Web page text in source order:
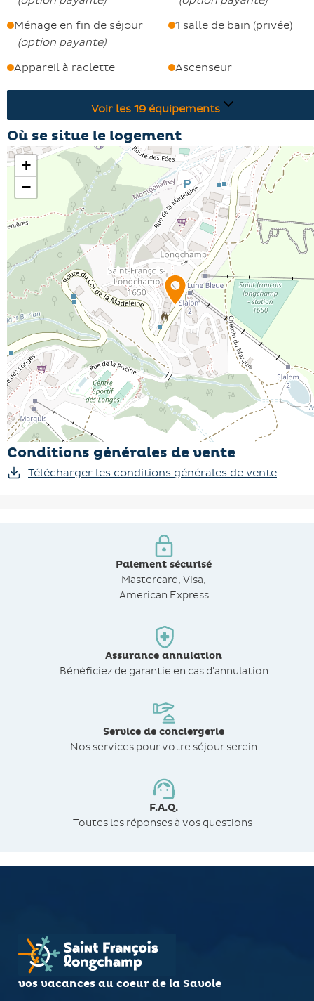
Ménage en fin de séjour
(option payante)
1 salle de bain (privée)
Appareil à raclette Ascenseur
Voir les 19 équipements
Où se situe le logement
+
−
Conditions générales de vente
Télécharger les conditions générales de vente
Paiement sécurisé
Mastercard, Visa,
American Express
Assurance annulation
Bénéficiez de garantie en cas d'annulation
Service de conciergerie
Nos services pour votre séjour serein
F.A.Q.
Toutes les réponses à vos questions
vos vacances au coeur de la Savoie